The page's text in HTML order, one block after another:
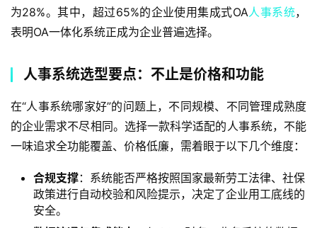
为28%。其中，超过65%的企业使用集成式OA人事系统，
表明OA一体化系统正成为企业普遍选择。
人事系统选型要点：不止是价格和功能
在“人事系统哪家好”的问题上，不同规模、不同管理成熟度
的企业需求不尽相同。选择一款科学适配的人事系统，不能
一味追求全功能覆盖、价格低廉，需着眼于以下几个维度：
合规支撑：系统能否严格按照国家最新劳工法律、社保
政策进行自动校验和风险提示，决定了企业用工底线的
安全。